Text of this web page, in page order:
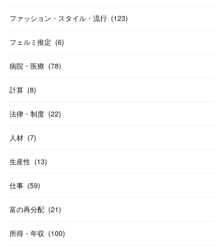
ファッション・スタイル・流行 (123)
フェルミ推定 (6)
病院・医療 (78)
計算 (8)
法律・制度 (22)
人材 (7)
生産性 (13)
仕事 (59)
富の再分配 (21)
所得・年収 (100)